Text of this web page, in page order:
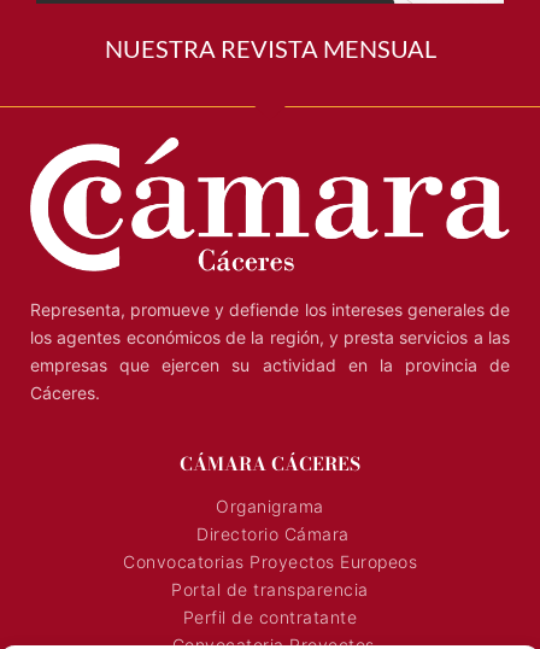
NUESTRA REVISTA MENSUAL
Representa, promueve y defiende los intereses generales de
los agentes económicos de la región, y presta servicios a las
empresas que ejercen su actividad en la provincia de
Cáceres.
CÁMARA CÁCERES
Organigrama
Directorio Cámara
Convocatorias Proyectos Europeos
Portal de transparencia
Perfil de contratante